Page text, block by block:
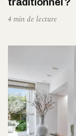
4 min de lecture